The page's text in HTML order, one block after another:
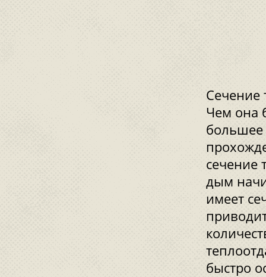
Сечение
Чем она
большее
сечение
дым
имеет
быстро